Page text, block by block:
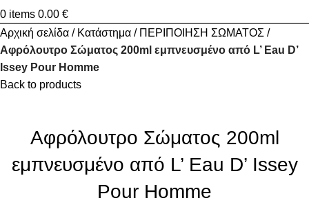
0 items 0.00 €
Αρχική σελίδα
Κατάστημα
ΠΕΡΙΠΟΙΗΣΗ ΣΩΜΑΤΟΣ
Αφρόλουτρο Σώματος 200ml εμπνευσμένο από L’ Eau D’
Issey Pour Homme
Back to products
Αφρόλουτρο Σώματος 200ml
εμπνευσμένο από L’ Eau D’ Issey
Pour Homme